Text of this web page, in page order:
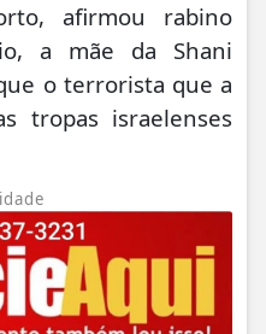
afirmou rabino
a mãe da Shani
o terrorista que a
tropas israelenses